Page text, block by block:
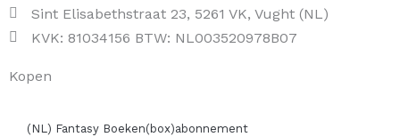
Sint Elisabethstraat 23, 5261 VK, Vught (NL)
KVK: 81034156 BTW: NL003520978B07
Kopen
(NL) Fantasy Boeken(box)abonnement